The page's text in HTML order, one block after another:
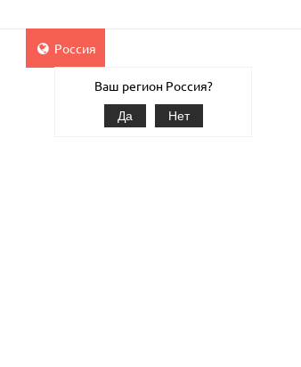
Россия
Ваш регион Россия?
Да Нет